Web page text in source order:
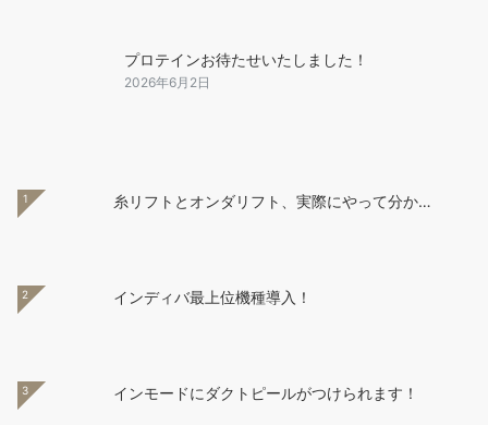
プロテインお待たせいたしました！
2026年6月2日
1 糸リフトとオンダリフト、実際にやって分か…
2 インディバ最上位機種導入！
3 インモードにダクトピールがつけられます！